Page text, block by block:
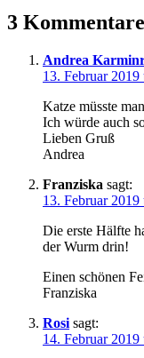
3
Andrea
13. Februar
Katze müsste
Ich würde auch
Lieben Gruß
Andrea
Franziska sagt:
13. Februar
Die erste Hälfte
der Wurm drin!
Einen schönen
Franziska
Rosi sagt:
14. Februar